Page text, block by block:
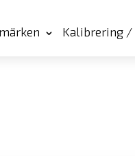
Kalibrering /